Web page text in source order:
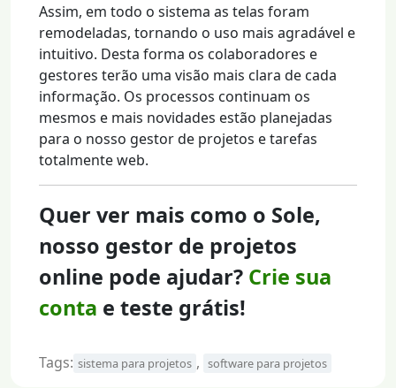
Assim, em todo o sistema as telas foram
remodeladas, tornando o uso mais agradável e
intuitivo. Desta forma os colaboradores e
gestores terão uma visão mais clara de cada
informação. Os processos continuam os
mesmos e mais novidades estão planejadas
para o nosso gestor de projetos e tarefas
totalmente web.
Quer ver mais como o Sole,
nosso gestor de projetos
online pode ajudar? Crie sua
conta e teste grátis!
Tags: sistema para projetos , software para projetos